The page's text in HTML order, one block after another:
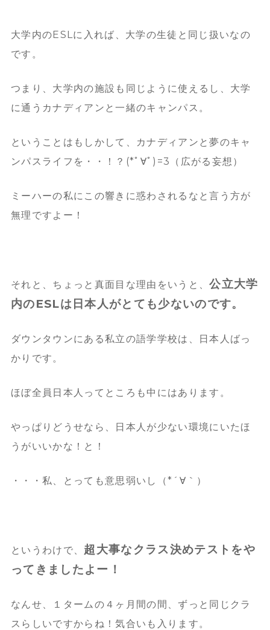
大学内のESLに入れば、大学の生徒と同じ扱いなの
です。
つまり、大学内の施設も同じように使えるし、大学
に通うカナディアンと一緒のキャンパス。
ということはもしかして、カナディアンと夢のキャ
ンパスライフを・・！？(*ﾟ∀ﾟ)=3（広がる妄想）
ミーハーの私にこの響きに惑わされるなと言う方が
無理ですよー！
それと、ちょっと真面目な理由をいうと、公立大学
内のESLは日本人がとても少ないのです。
ダウンタウンにある私立の語学学校は、日本人ばっ
かりです。
ほぼ全員日本人ってところも中にはあります。
やっぱりどうせなら、日本人が少ない環境にいたほ
うがいいかな！と！
・・・私、とっても意思弱いし（*´∀｀）
というわけで、 超大事なクラス決めテストをや
ってきましたよー！
なんせ、１タームの４ヶ月間の間、ずっと同じクラ
スらしいですからね！気合いも入ります。